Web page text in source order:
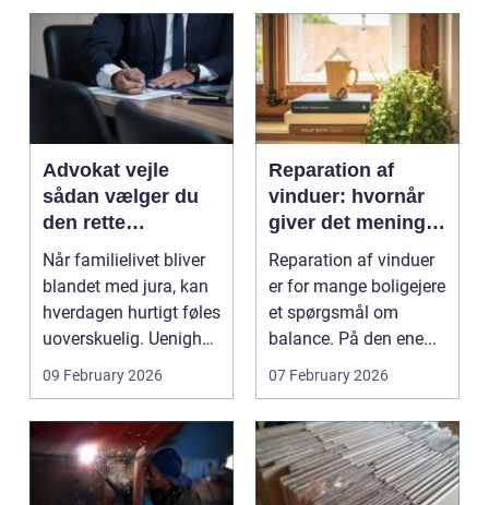
Advokat vejle
sådan vælger du
den rette
familieretsadvokat
Når familielivet bliver
blandet med jura, kan
hverdagen hurtigt føles
uoverskuelig. Uenighed
om børn...
09 February 2026
Reparation af
vinduer: hvornår
giver det mening,
og hvad skal du
vælge?
Reparation af vinduer
er for mange boligejere
et spørgsmål om
balance. På den ene...
07 February 2026